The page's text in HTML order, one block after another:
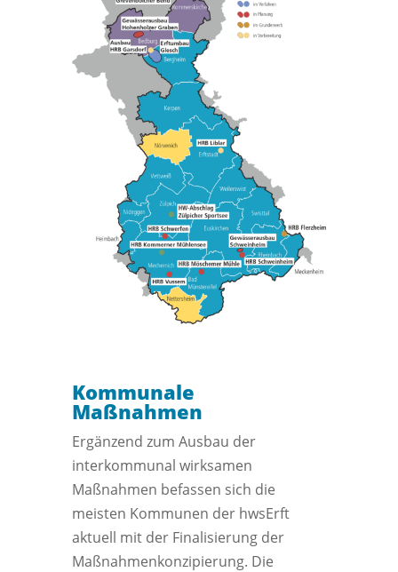
Kommunale
Maßnahmen
Ergänzend zum Ausbau der
interkommunal wirksamen
Maßnahmen befassen sich die
meisten Kommunen der hwsErft
aktuell mit der Finalisierung der
Maßnahmenkonzipierung. Die